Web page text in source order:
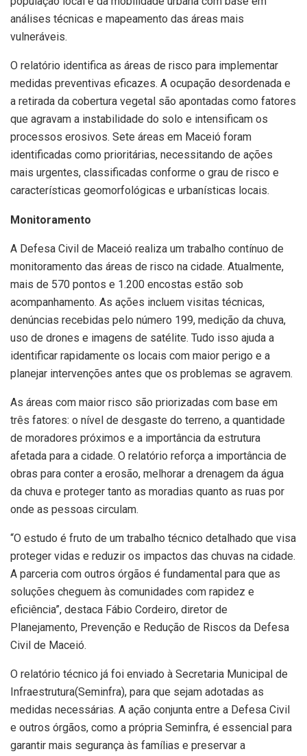
análises técnicas e mapeamento das áreas mais
vulneráveis.
O relatório identifica as áreas de risco para implementar
medidas preventivas eficazes. A ocupação desordenada e
a retirada da cobertura vegetal são apontadas como fatores
que agravam a instabilidade do solo e intensificam os
processos erosivos. Sete áreas em Maceió foram
identificadas como prioritárias, necessitando de ações
mais urgentes, classificadas conforme o grau de risco e
características geomorfológicas e urbanísticas locais.
Monitoramento
A Defesa Civil de Maceió realiza um trabalho contínuo de
monitoramento das áreas de risco na cidade. Atualmente,
mais de 570 pontos e 1.200 encostas estão sob
acompanhamento. As ações incluem visitas técnicas,
denúncias recebidas pelo número 199, medição da chuva,
uso de drones e imagens de satélite. Tudo isso ajuda a
identificar rapidamente os locais com maior perigo e a
planejar intervenções antes que os problemas se agravem.
As áreas com maior risco são priorizadas com base em
três fatores: o nível de desgaste do terreno, a quantidade
de moradores próximos e a importância da estrutura
afetada para a cidade. O relatório reforça a importância de
obras para conter a erosão, melhorar a drenagem da água
da chuva e proteger tanto as moradias quanto as ruas por
onde as pessoas circulam.
“O estudo é fruto de um trabalho técnico detalhado que visa
proteger vidas e reduzir os impactos das chuvas na cidade.
A parceria com outros órgãos é fundamental para que as
soluções cheguem às comunidades com rapidez e
eficiência”, destaca Fábio Cordeiro, diretor de
Planejamento, Prevenção e Redução de Riscos da Defesa
Civil de Maceió.
O relatório técnico já foi enviado à Secretaria Municipal de
Infraestrutura(Seminfra), para que sejam adotadas as
medidas necessárias. A ação conjunta entre a Defesa Civil
e outros órgãos, como a própria Seminfra, é essencial para
garantir mais segurança às famílias e preservar a